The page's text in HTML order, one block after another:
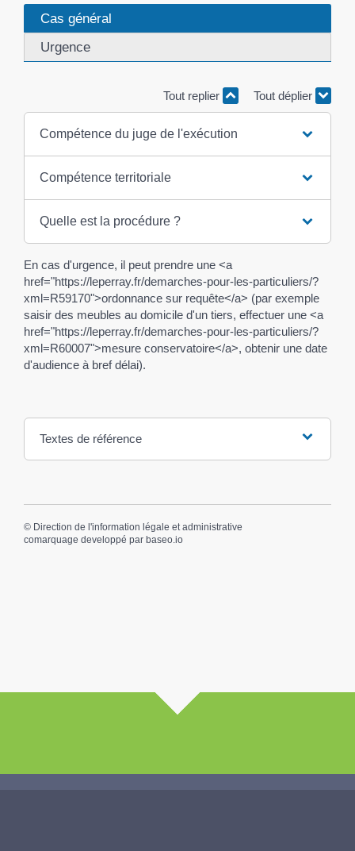
Cas général
Urgence
Tout replier Tout déplier
Compétence du juge de l'exécution
Compétence territoriale
Quelle est la procédure ?
En cas d'urgence, il peut prendre une <a
href="https://leperray.fr/demarches-pour-les-particuliers/?
xml=R59170">ordonnance sur requête</a> (par exemple
saisir des meubles au domicile d'un tiers, effectuer une <a
href="https://leperray.fr/demarches-pour-les-particuliers/?
xml=R60007">mesure conservatoire</a>, obtenir une date
d'audience à bref délai).
Textes de référence
© Direction de l'information légale et administrative
comarquage developpé par baseo.io